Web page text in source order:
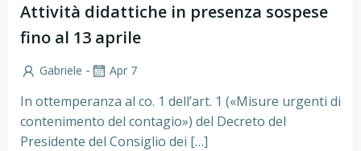
Attività didattiche in presenza sospese
fino al 13 aprile
Gabriele - Apr 7
In ottemperanza al co. 1 dell’art. 1 («Misure urgenti di
contenimento del contagio») del Decreto del
Presidente del Consiglio dei […]